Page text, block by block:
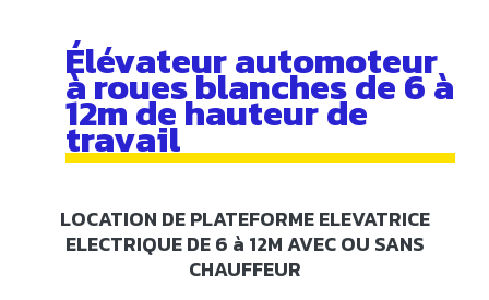
Élévateur automoteur
à roues blanches de 6 à
12m de hauteur de
travail
LOCATION DE PLATEFORME ELEVATRICE
ELECTRIQUE DE 6 à 12M AVEC OU SANS
CHAUFFEUR